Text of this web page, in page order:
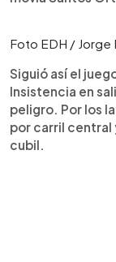
Foto EDH / Jorge
Siguió así el
Insistencia en
peligro. Por los
por carril central
cubil.